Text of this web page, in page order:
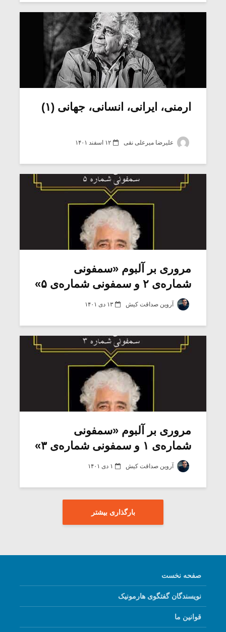
ارمنی، ایرانی، انسانی، جهانی (۱)
علیرضا میرعلی نقی ۱۲ اسفند ۱۴۰۱
مروری بر آلبوم «سمفونی
شماره‌ی ۲ و سمفونی شماره‌ی ۵»
آروین صداقت کیش ۱۳ دی ۱۴۰۱
مروری بر آلبوم «سمفونی
شماره‌ی ۱ و سمفونی شماره‌ی ۳»
آروین صداقت کیش ۱ دی ۱۴۰۱
بارگذاری بیشتر
صفحه نخست
نویسندگان گفتگوی هارمونیک
قوانین ما